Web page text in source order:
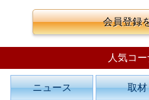
会員登録
人気コ
ニュース 取材